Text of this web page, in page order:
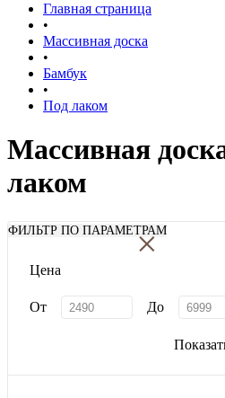
Главная страница
•
Массивная доска
•
Бамбук
•
Под лаком
Массивная
лаком
ФИЛЬТР ПО ПАРАМЕТРАМ
×
Цена
От До